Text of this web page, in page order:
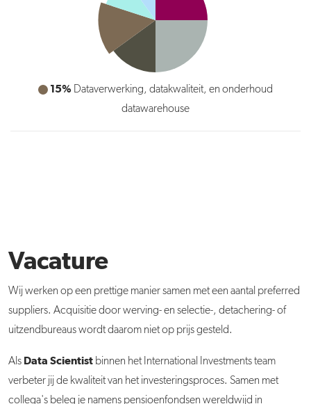
15% Dataverwerking, datakwaliteit, en onderhoud
datawarehouse
Vacature
Wij werken op een prettige manier samen met een aantal preferred
suppliers. Acquisitie door werving- en selectie-, detachering- of
uitzendbureaus wordt daarom niet op prijs gesteld.
Als Data Scientist binnen het International Investments team
verbeter jij de kwaliteit van het investeringsproces. Samen met
collega's beleg je namens pensioenfondsen wereldwijd in